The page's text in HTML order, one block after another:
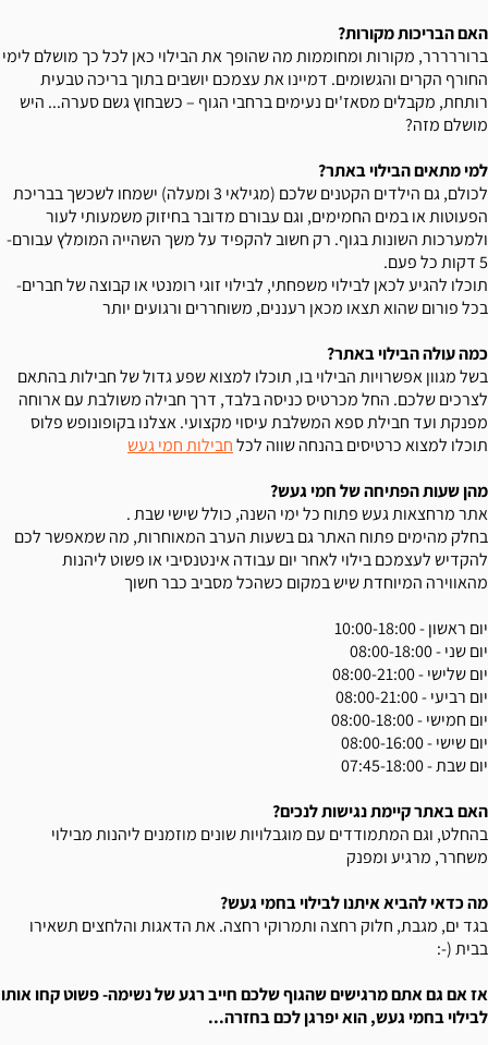
האם הבריכות מקורות?
ברוררררר, מקורות ומחוממות מה שהופך את הבילוי כאן לכל כך מושלם לימי
החורף הקרים והגשומים. דמיינו את עצמכם יושבים בתוך בריכה טבעית
רותחת, מקבלים מסאז'ים נעימים ברחבי הגוף – כשבחוץ גשם סערה... היש
מושלם מזה?
למי מתאים הבילוי באתר?
לכולם, גם הילדים הקטנים שלכם (מגילאי 3 ומעלה) ישמחו לשכשך בבריכת
הפעוטות או במים החמימים, וגם עבורם מדובר בחיזוק משמעותי לעור
ולמערכות השונות בגוף. רק חשוב להקפיד על משך השהייה המומלץ עבורם-
5 דקות כל פעם.
תוכלו להגיע לכאן לבילוי משפחתי, לבילוי זוגי רומנטי או קבוצה של חברים-
בכל פורום שהוא תצאו מכאן רעננים, משוחררים ורגועים יותר
כמה עולה הבילוי באתר?
בשל מגוון אפשרויות הבילוי בו, תוכלו למצוא שפע גדול של חבילות בהתאם
לצרכים שלכם. החל מכרטיס כניסה בלבד, דרך חבילה משולבת עם ארוחה
מפנקת ועד חבילת ספא המשלבת עיסוי מקצועי. אצלנו בקופונופש פלוס
תוכלו למצוא כרטיסים בהנחה שווה לכלחבילות חמי געש
מהן שעות הפתיחה של חמי געש?
אתר מרחצאות געש פתוח כל ימי השנה, כולל שישי שבת .
בחלק מהימים פתוח האתר גם בשעות הערב המאוחרות, מה שמאפשר לכם
להקדיש לעצמכם בילוי לאחר יום עבודה אינטנסיבי או פשוט ליהנות
מהאווירה המיוחדת שיש במקום כשהכל מסביב כבר חשוך
יום ראשון - 10:00-18:00
יום שני - 08:00-18:00
יום שלישי - 08:00-21:00
יום רביעי - 08:00-21:00
יום חמישי - 08:00-18:00
יום שישי - 08:00-16:00
יום שבת - 07:45-18:00
האם באתר קיימת נגישות לנכים?
בהחלט, וגם המתמודדים עם מוגבלויות שונים מוזמנים ליהנות מבילוי
משחרר, מרגיע ומפנק
מה כדאי להביא איתנו לבילוי בחמי געש?
בגד ים, מגבת, חלוק רחצה ותמרוקי רחצה. את הדאגות והלחצים תשאירו
בבית (-:
אז אם גם אתם מרגישים שהגוף שלכם חייב רגע של נשימה- פשוט קחו אותו
לבילוי בחמי געש, הוא יפרגן לכם בחזרה...